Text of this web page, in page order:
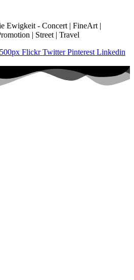
Ewigkeit - Concert | FineArt |
| Street | Travel
500px Flickr Twitter Pinterest Linkedin